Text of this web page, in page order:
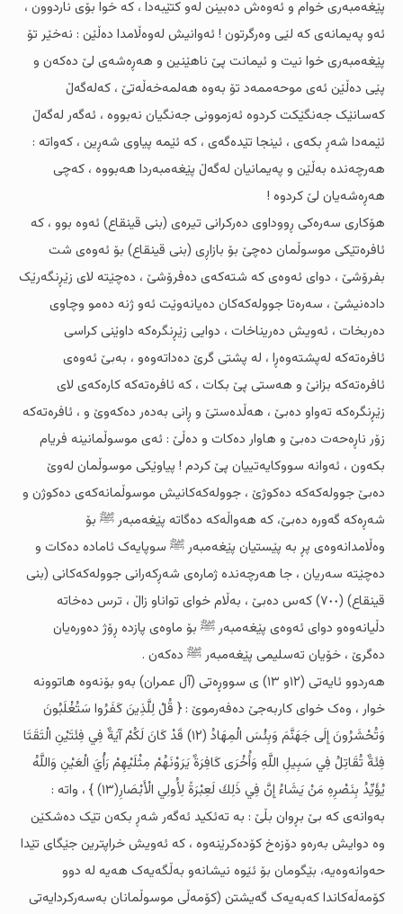
پێغەمبەرى خوام و ئەوەش دەبینن لەو کتێبەدا ، کە خوا بۆى ناردوون ،
ئەو پەیمانەى کە لێی وەرگرتون ! ئەوانیش لەوەڵامدا دەڵێن : نەخێر تۆ
پێغەمبەرى خوا نیت و ئیمانت پێ ناهێنین و هەڕەشەى لێ دەکەن و
پێی دەڵێن ئەى موحەممەد تۆ بەوە هەلمەخەڵەتێ ، کەلەگەڵ
کەسانێک جەنگێکت کردوە ئەزموونى جەنگیان نەبووە ، ئەگەر لەگەڵ
ئێمەدا شەڕ بکەى ، ئینجا تێدەگەى ، کە ئێمە پیاوى شەڕین ، کەواتە :
هەرچەندە بەڵێن و پەیمانیان لەگەڵ پێغەمبەردا هەبووە ، کەچى
هەڕەشەیان لێ کردوە !
هۆکارى سەرەکى ڕووداوى دەرکرانى تیرەى (بنى قینقاع) ئەوە بوو ، کە
ئافرەتێکى موسوڵمان دەچێ بۆ بازاڕى (بنی قینقاع) بۆ ئەوەى شت
بفرۆشێ ، دواى ئەوەى کە شتەکەى دەفرۆشێ ، دەچێتە لاى زێڕنگەرێک
دادەنیشێ ، سەرەتا جوولەکەکان دەیانەوێت ئەو ژنە دەمو وچاوى
دەربخات ، ئەویش دەریناخات ، دوایی زێڕنگرەکە داوێنى کراسى
ئافرەتەکە لەپشتەوەڕا ، لە پشتى گرێ دەداتەوەو ، بەبێ ئەوەى
ئافرەتەکە بزانێ و هەستى پێ بکات ، کە ئافرەتەکە کارەکەى لاى
زێڕنگرەکە تەواو دەبێ ، هەڵدەستێ و ڕانى بەدەر دەکەوێ و ، ئافرەتەکە
زۆر ناڕەحەت دەبێ و هاوار دەکات و دەڵێ : ئەى موسوڵمانینە فریام
بکەون ، ئەوانە سووکایەتییان پێ کردم ! پیاوێکى موسوڵمان لەوێ
دەبێ جوولەکەکە دەکوژێ ، جوولەکەکانیش موسوڵمانەکەى دەکوژن و
شەڕەکە گەورە دەبێ، کە هەواڵەکە دەگاتە پێغەمبەر ﷺ بۆ
وەڵامدانەوەى پڕ بە پێستیان پێغەمبەر ﷺ سوپایەک ئامادە دەکات و
دەچێتە سەریان ، جا هەرچەندە ژمارەى شەڕکەرانى جوولەکەکانى (بنى
قینقاع) (٧٠٠) کەس دەبێ ، بەڵام خواى تواناو زاڵ ، ترس دەخاتە
دڵیانەوەو دواى ئەوەى پێغەمبەر ﷺ بۆ ماوەى پازدە ڕۆژ دەورەیان
دەگرێ ، خۆیان تەسلیمى پێغەمبەر ﷺ دەکەن .
هەردوو ئایەتى (١٢و ١٣) ى سووڕەتى (آل عمران) بەو بۆنەوە هاتوونە
خوار ، وەک خواى کاربەجێ دەفەرموێ : { قُلْ لِلَّذِينَ كَفَرُوا سَتُغْلَبُونَ
وَتُحْشَرُونَ إِلَى جَهَنَّمَ وَبِئْسَ الْمِهَادُ (١٢) قَدْ كَانَ لَكُمْ آيَةٌ فِي فِئَتَيْنِ الْتَقَتَا
فِئَةٌ تُقَاتِلُ فِي سَبِيلِ اللَّهِ وَأُخْرَى كَافِرَةٌ يَرَوْنَهُمْ مِثْلَيْهِمْ رَأْيَ الْعَيْنِ وَاللَّهُ
يُؤَيِّدُ بِنَصْرِهِ مَنْ يَشَاءُ إِنَّ فِي ذَلِكَ لَعِبْرَةً لِأُولِي الْأَبْصَارِ(١٣) } ، واتە :
بەوانەى کە بێ بڕوان بڵێ : بە تەئکید ئەگەر شەڕ بکەن تێک دەشکێن
وە دوایش بەرەو دۆزەخ کۆدەکرێنەوە ، کە ئەویش خراپترین جێگاى تێدا
حەوانەوەیە، بێگومان بۆ ئێوە نیشانەو بەڵگەیەک هەیە لە دوو
کۆمەڵەکاندا کەبەیەک گەیشتن (کۆمەڵى موسوڵمانان بەسەرکردایەتى